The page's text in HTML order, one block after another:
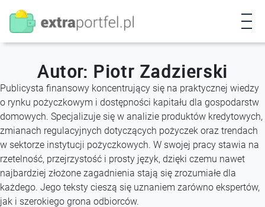
ź
d
o
t
r
e
ś
c
i
Autor: Piotr Zadzierski
Publicysta finansowy koncentrujący się na praktycznej wiedzy
o rynku pożyczkowym i dostępności kapitału dla gospodarstw
domowych. Specjalizuje się w analizie produktów kredytowych,
zmianach regulacyjnych dotyczących pożyczek oraz trendach
w sektorze instytucji pożyczkowych. W swojej pracy stawia na
rzetelność, przejrzystość i prosty język, dzięki czemu nawet
najbardziej złożone zagadnienia stają się zrozumiałe dla
każdego. Jego teksty cieszą się uznaniem zarówno ekspertów,
jak i szerokiego grona odbiorców.